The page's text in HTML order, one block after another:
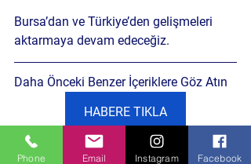
Bursa’dan ve Türkiye’den gelişmeleri
aktarmaya devam edeceğiz.
Daha Önceki Benzer İçeriklere Göz Atın
HABERE TIKLA
Siyaset Gündemi
Phone Email Instagram Facebook